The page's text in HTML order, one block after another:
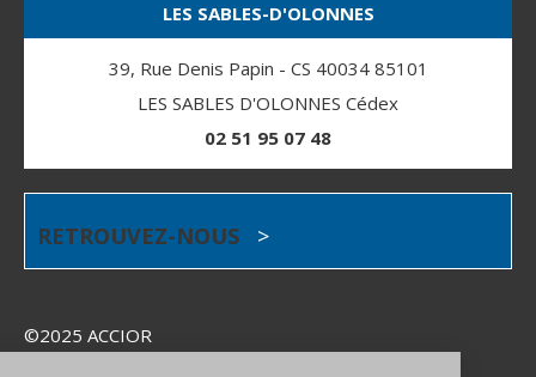
LES SABLES-D'OLONNES
39, Rue Denis Papin - CS 40034 85101
LES SABLES D'OLONNES Cédex
02 51 95 07 48
RETROUVEZ-NOUS >
©2025 ACCIOR